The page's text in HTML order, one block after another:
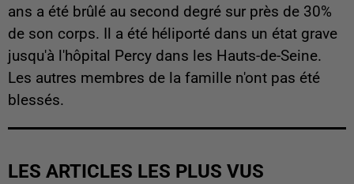
ans a été brûlé au second degré sur près de 30%
de son corps. Il a été héliporté dans un état grave
jusqu'à l'hôpital Percy dans les Hauts-de-Seine.
Les autres membres de la famille n'ont pas été
blessés.
LES ARTICLES LES PLUS VUS